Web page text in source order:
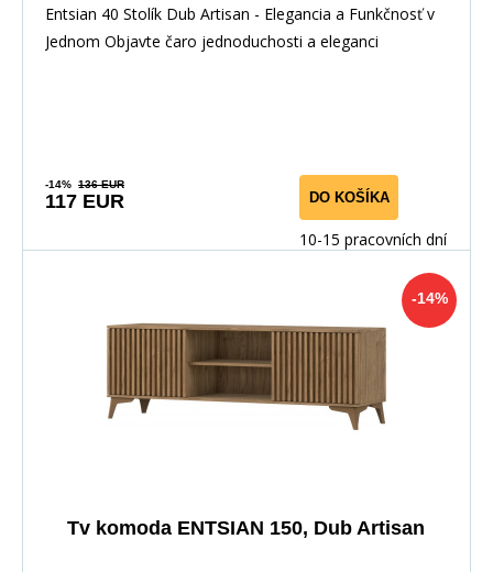
Entsian 40 Stolík Dub Artisan - Elegancia a Funkčnosť v
Jednom Objavte čaro jednoduchosti a eleganci
-14% 136 EUR
117 EUR DO KOŠÍKA
10-15 pracovních dní
-14%
Tv komoda ENTSIAN 150, Dub Artisan